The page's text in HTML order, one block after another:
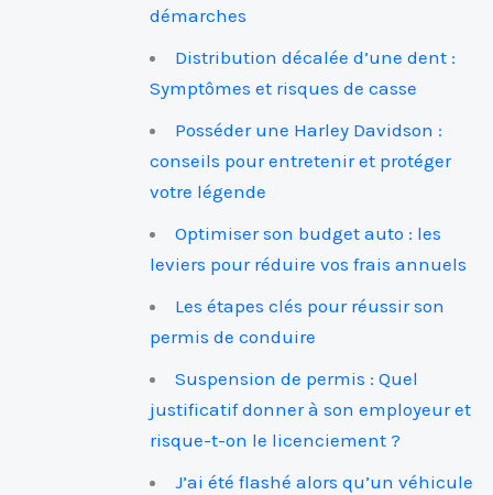
démarches
Distribution décalée d’une dent :
Symptômes et risques de casse
Posséder une Harley Davidson :
conseils pour entretenir et protéger
votre légende
Optimiser son budget auto : les
leviers pour réduire vos frais annuels
Les étapes clés pour réussir son
permis de conduire
Suspension de permis : Quel
justificatif donner à son employeur et
risque-t-on le licenciement ?
J’ai été flashé alors qu’un véhicule